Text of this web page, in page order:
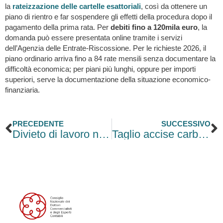
la rateizzazione delle cartelle esattoriali, così da ottenere un
piano di rientro e far sospendere gli effetti della procedura dopo il
pagamento della prima rata. Per debiti fino a 120mila euro, la
domanda può essere presentata online tramite i servizi
dell’Agenzia delle Entrate-Riscossione. Per le richieste 2026, il
piano ordinario arriva fino a 84 rate mensili senza documentare la
difficoltà economica; per piani più lunghi, oppure per importi
superiori, serve la documentazione della situazione economico-
finanziaria.
Precedente
PRECEDENTE
Divieto di lavoro nelle ore più calde: le regole 2026 per ogni Regione
SUCCESSIVO
Taglio accise carburanti, nuovo decreto dopo il 6 giugno